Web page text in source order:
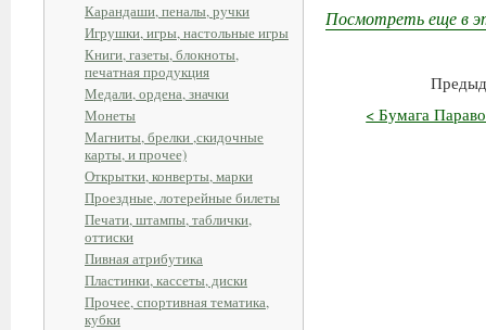
Карандаши, пеналы, ручки
Игрушки, игры, настольные игры
Книги, газеты, блокноты,
печатная продукция
Медали, ордена, значки
Монеты
Магниты, брелки ,скидочные
карты, и прочее)
Открытки, конверты, марки
Проездные, лотерейные билеты
Печати, штампы, таблички,
оттиски
Пивная атрибутика
Пластинки, кассеты, диски
Прочее, спортивная тематика,
кубки
Посмотреть еще в
< Бумага